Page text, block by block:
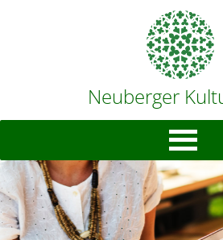
Neuberger